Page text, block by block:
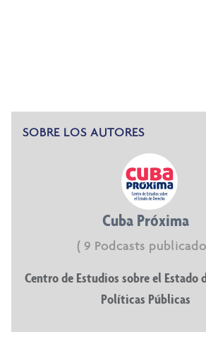
SOBRE LOS AUTORES
Cuba Próxima
( 9 Podcasts
Centro de Estudios sobre el Estado
Políticas Públicas